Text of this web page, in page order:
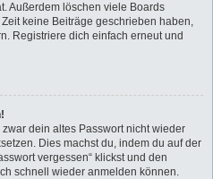
Außerdem löschen viele Boards
keine Beiträge geschrieben haben,
Registriere dich einfach erneut und
dein altes Passwort nicht wieder
Dies machst du, indem du auf der
vergessen“ klickst und den
schnell wieder anmelden können.